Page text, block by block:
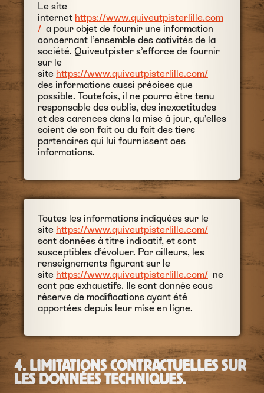
Le site
internet https://www.quiveutpisterlille.com
/ a pour objet de fournir une information
concernant l’ensemble des activités de la
société. Quiveutpister s’efforce de fournir
sur le
site https://www.quiveutpisterlille.com/
des informations aussi précises que
possible. Toutefois, il ne pourra être tenu
responsable des oublis, des inexactitudes
et des carences dans la mise à jour, qu’elles
soient de son fait ou du fait des tiers
partenaires qui lui fournissent ces
informations.
Toutes les informations indiquées sur le
site https://www.quiveutpisterlille.com/
sont données à titre indicatif, et sont
susceptibles d’évoluer. Par ailleurs, les
renseignements figurant sur le
site https://www.quiveutpisterlille.com/ ne
sont pas exhaustifs. Ils sont donnés sous
réserve de modifications ayant été
apportées depuis leur mise en ligne.
4. LIMITATIONS CONTRACTUELLES SUR
LES DONNÉES TECHNIQUES.